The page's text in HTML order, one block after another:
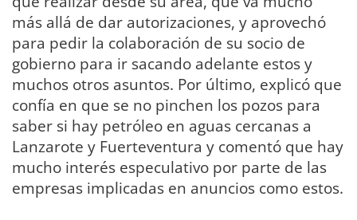
más allá de dar autorizaciones, y aprovechó
para pedir la colaboración de su socio de
gobierno para ir sacando adelante estos y
muchos otros asuntos. Por último, explicó que
confía en que se no pinchen los pozos para
saber si hay petróleo en aguas cercanas a
Lanzarote y Fuerteventura y comentó que hay
mucho interés especulativo por parte de las
empresas implicadas en anuncios como estos.